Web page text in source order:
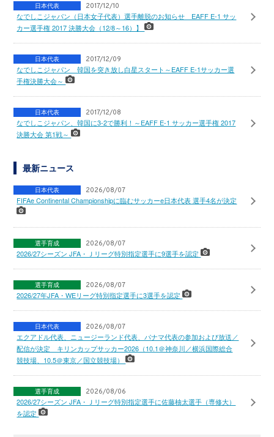
日本代表 2017/12/10
なでしこジャパン（日本女子代表）選手離脱のお知らせ EAFF E-1 サッ
カー選手権 2017 決勝大会（12/8～16）】
日本代表 2017/12/09
なでしこジャパン 韓国を突き放し白星スタート～EAFF E-1サッカー選
手権決勝大会～
日本代表 2017/12/08
なでしこジャパン、韓国に3-2で勝利！～EAFF E-1 サッカー選手権 2017
決勝大会 第1戦～
最新ニュース
日本代表 2026/08/07
FIFAe Continental Championshipに臨むサッカーe日本代表 選手4名が決定
選手育成 2026/08/07
2026/27シーズン JFA・Ｊリーグ特別指定選手に9選手を認定
選手育成 2026/08/07
2026/27年JFA・WEリーグ特別指定選手に3選手を認定
日本代表 2026/08/07
エクアドル代表、ニュージーランド代表、パナマ代表の参加および放送／
配信が決定 キリンカップサッカー2026（10.1＠神奈川／横浜国際総合
競技場、10.5＠東京／国立競技場）
選手育成 2026/08/06
2026/27シーズン JFA・Ｊリーグ特別指定選手に佐藤柚太選手（専修大）
を認定